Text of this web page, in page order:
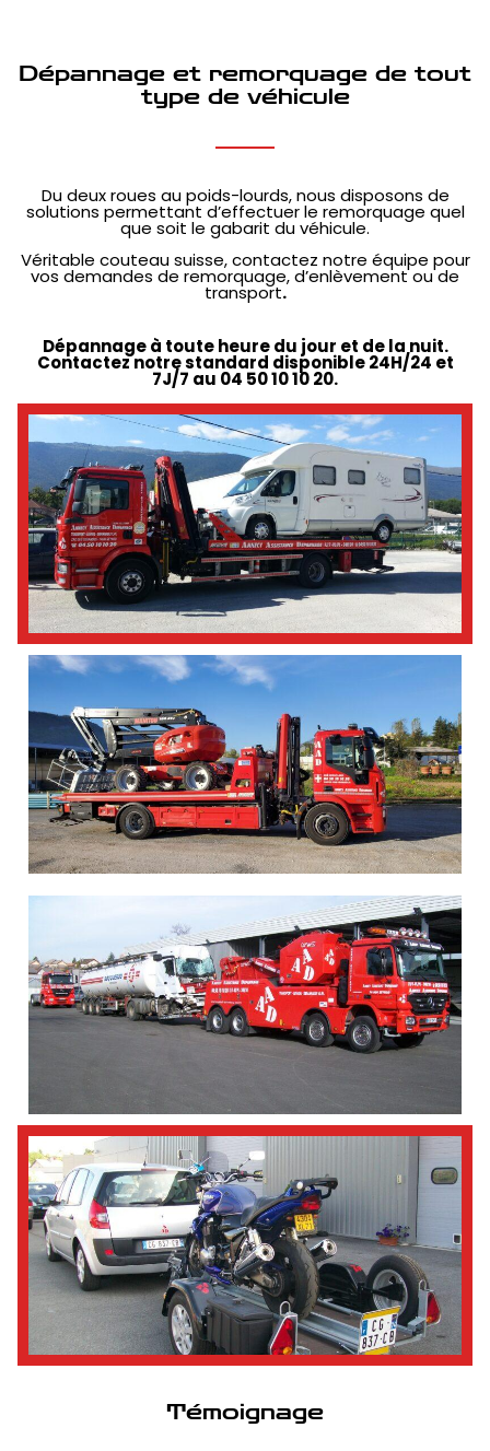
Dépannage et remorquage de tout
type de véhicule
Du deux roues au poids-lourds, nous disposons de
solutions permettant d’effectuer le remorquage quel
que soit le gabarit du véhicule.
Véritable couteau suisse, contactez notre équipe pour
vos demandes de remorquage, d’enlèvement ou de
transport.
Dépannage à toute heure du jour et de la nuit.
Contactez notre standard disponible 24H/24 et
7J/7 au 04 50 10 10 20.
Témoignage